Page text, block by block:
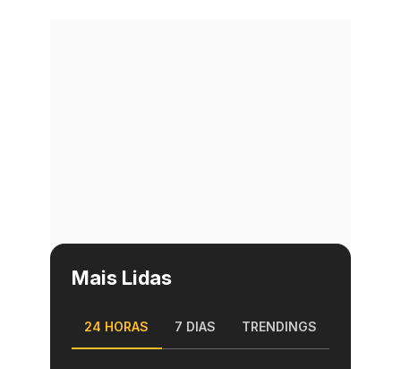
Mais Lidas
24 HORAS 7 DIAS TRENDINGS